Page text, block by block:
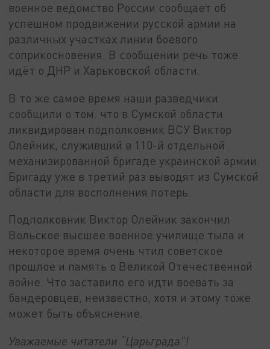
военное ведомство России сообщает об
успешном продвижении русской армии на
различных участках линии боевого
соприкосновения. В сообщении речь тоже
идёт о ДНР и Харьковской области.
В то же самое время наши разведчики
сообщили о том. что в Сумской области
ликвидирован подполковник ВСУ Виктор
Олейник, служивший в 110-й отдельной
механизированной бригаде украинской армии.
Бригаду уже в третий раз выводят из Сумской
области для восполнения потерь.
Подполковник Виктор Олейник закончил
Вольское высшее военное училище тыла и
некоторое время очень чтил советское
прошлое и память о Великой Отечественной
войне. Что заставило его идти воевать за
бандеровцев, неизвестно, хотя и этому тоже
может быть объяснение.
Уважаемые читатели “Царьграда”!